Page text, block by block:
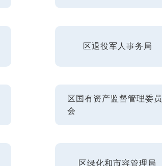
区退役军人事务局
区国有资产监督管理委员
会
区绿化和市容管理局